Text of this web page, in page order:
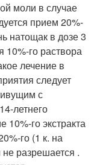
моли в случае
прием 20%-
натощак в дозе 3
10%-го раствора
лечение в
следует
с
летнего
10%-го экстракта
го (1 к. на
разрешается .